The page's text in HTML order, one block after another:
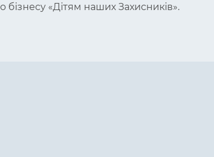
бізнесу «Дітям наших Захисників».